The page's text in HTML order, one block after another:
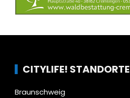
CITYLIFE! STANDORTE
Braunschweig